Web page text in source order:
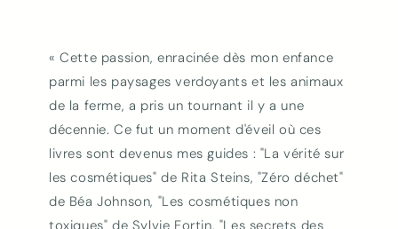
« Cette passion, enracinée dès mon enfance
parmi les paysages verdoyants et les animaux
de la ferme, a pris un tournant il y a une
décennie. Ce fut un moment d'éveil où ces
livres sont devenus mes guides : "La vérité sur
les cosmétiques" de Rita Steins, "Zéro déchet"
de Béa Johnson, "Les cosmétiques non
toxiques" de Sylvie Fortin, "Les secrets des